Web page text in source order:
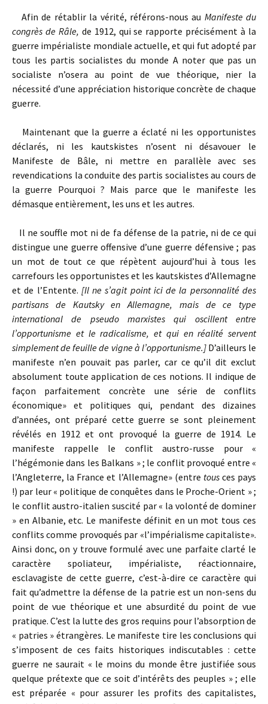
Afin de rétablir la vérité, référons-nous au Manifeste du
congrès de Râle, de 1912, qui se rapporte précisément à la
guerre impérialiste mondiale actuelle, et qui fut adopté par
tous les partis socialistes du monde A noter que pas un
socialiste n’osera au point de vue théorique, nier la
nécessité d’une appréciation historique concrète de chaque
guerre.
Maintenant que la guerre a éclaté ni les opportunistes
déclarés, ni les kautskistes n’osent ni désavouer le
Manifeste de Bâle, ni mettre en parallèle avec ses
revendications la conduite des partis socialistes au cours de
la guerre Pourquoi ? Mais parce que le manifeste les
démasque entièrement, les uns et les autres.
Il ne souffle mot ni de fa défense de la patrie, ni de ce qui
distingue une guerre offensive d’une guerre défensive ; pas
un mot de tout ce que répètent aujourd’hui à tous les
carrefours les opportunistes et les kautskistes d’Allemagne
et de l’Entente. [Il ne s’agit point ici de la personnalité des
partisans de Kautsky en Allemagne, mais de ce type
international de pseudo marxistes qui oscillent entre
l’opportunisme et le radicalisme, et qui en réalité servent
simplement de feuille de vigne à l’opportunisme.] D’ailleurs le
manifeste n’en pouvait pas parler, car ce qu’il dit exclut
absolument toute application de ces notions. Il indique de
façon parfaitement concrète une série de conflits
économique» et politiques qui, pendant des dizaines
d’années, ont préparé cette guerre se sont pleinement
révélés en 1912 et ont provoqué la guerre de 1914. Le
manifeste rappelle le conflit austro-russe pour «
l’hégémonie dans les Balkans » ; le conflit provoqué entre «
l’Angleterre, la France et l’Allemagne» (entre tous ces pays
!) par leur « politique de conquêtes dans le Proche-Orient » ;
le conflit austro-italien suscité par « la volonté de dominer
» en Albanie, etc. Le manifeste définit en un mot tous ces
conflits comme provoqués par «l’impérialisme capitaliste».
Ainsi donc, on y trouve formulé avec une parfaite clarté le
caractère spoliateur, impérialiste, réactionnaire,
esclavagiste de cette guerre, c’est-à-dire ce caractère qui
fait qu’admettre la défense de la patrie est un non-sens du
point de vue théorique et une absurdité du point de vue
pratique. C’est la lutte des gros requins pour l’absorption de
« patries » étrangères. Le manifeste tire les conclusions qui
s’imposent de ces faits historiques indiscutables : cette
guerre ne saurait « le moins du monde être justifiée sous
quelque prétexte que ce soit d’intérêts des peuples » ; elle
est préparée « pour assurer les profits des capitalistes,